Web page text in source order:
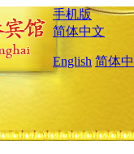
手机版
简体中文
English 简体